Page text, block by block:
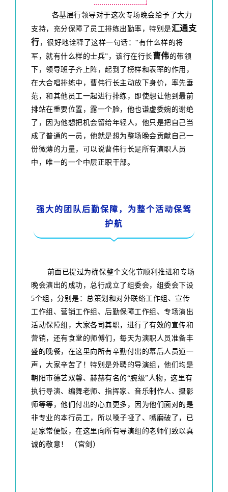
各基层行领导对于这次专场晚会给予了大力
支持，充分保障了员工排练出勤率，特别是汇通支
行 ，很好地诠释了这样一句话：“有什么样的将
军，就有什么样的士兵”，该行在行长曹伟的带领
下，领导班子齐上阵，起到了榜样和表率的作用，
在大合唱排练中，曹伟行长主动放下身价，率先垂
范，和其他员工一起进行排练，即使想让他到最前
排站在重要位置，露一个脸，他也谦虚委婉的谢绝
了，因为他想把机会留给年轻人，他只是把自己当
成了普通的一员，他就是想为整场晚会贡献自己一
份微薄的力量，可以说曹伟行长是所有演职人员
中，唯一的一个中层正职干部。
强大的团队后勤保障，为整个活动保驾
护航
前面已提过为确保整个文化节顺利推进和专场
晚会演出的成功，总行成立了组委会，组委会下设
5个组，分别是：总策划和对外联络工作组、宣传
工作组、营销工作组、后勤保障工作组、专场演出
活动保障组，大家各司其职，进行了有效的宣传和
营销，还有食堂的师傅们，每天为演职人员准备丰
盛的晚餐，在这里向所有辛勤付出的幕后人员道一
声，大家辛苦了！特别是外聘的导演组，他们均是
朝阳市德艺双馨、赫赫有名的“腕级”人物，这里有
执行导演、编舞老师、指挥家、音乐制作人、摄影
师等等，他们付出的心血更多，因为他们面对的是
非专业的本行员工，所以嗓子哑了、嘴磨破了，已
是家常便饭，在这里向所有导演组的老师们致以真
诚的敬意！ （宫剑）